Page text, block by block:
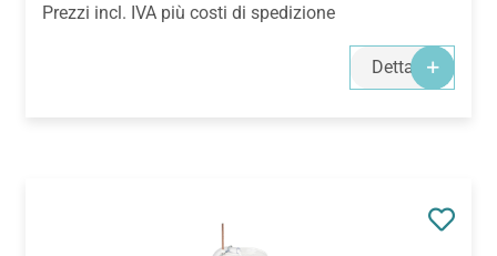
Prezzi incl. IVA più costi di spedizione
Dettagli